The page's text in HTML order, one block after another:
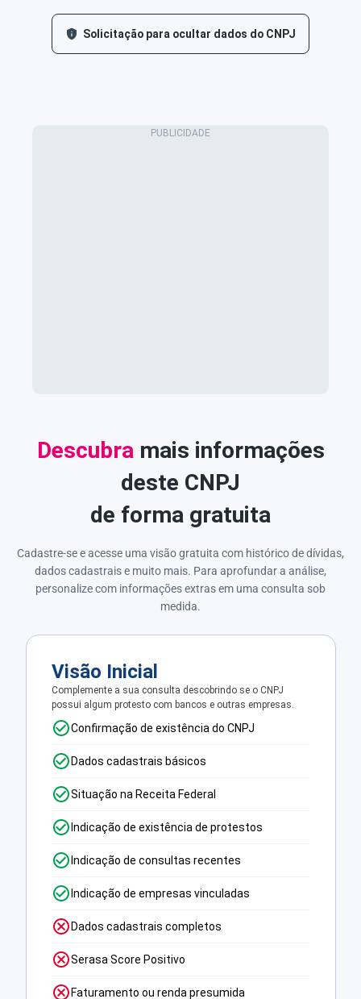
Solicitação para ocultar dados do CNPJ
Descubra mais informações
deste CNPJ
de forma gratuita
Cadastre-se e acesse uma visão gratuita com histórico de dívidas,
dados cadastrais e muito mais. Para aprofundar a análise,
personalize com informações extras em uma consulta sob
medida.
Visão Inicial
Complemente a sua consulta descobrindo se o CNPJ
possui algum protesto com bancos e outras empresas.
Confirmação de existência do CNPJ
Dados cadastrais básicos
Situação na Receita Federal
Indicação de existência de protestos
Indicação de consultas recentes
Indicação de empresas vinculadas
Dados cadastrais completos
Serasa Score Positivo
Faturamento ou renda presumida